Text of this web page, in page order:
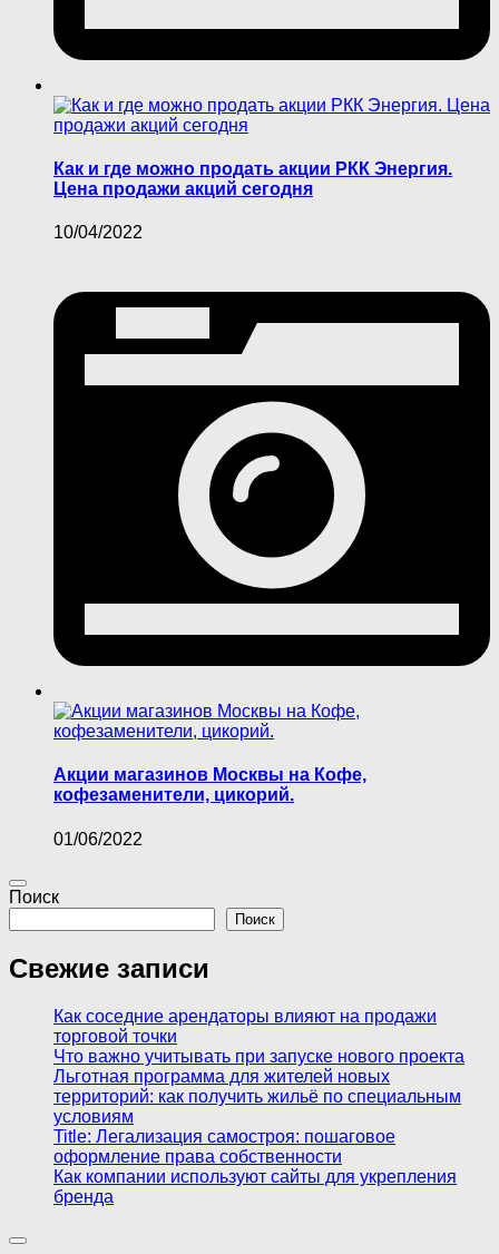
Как и где можно продать акции РКК Энергия.
Цена продажи акций сегодня
10/04/2022
Акции магазинов Москвы на Кофе,
кофезаменители, цикорий.
01/06/2022
Поиск
Поиск
Свежие записи
Как соседние арендаторы влияют на продажи
торговой точки
Что важно учитывать при запуске нового проекта
Льготная программа для жителей новых
территорий: как получить жильё по специальным
условиям
Title: Легализация самостроя: пошаговое
оформление права собственности
Как компании используют сайты для укрепления
бренда